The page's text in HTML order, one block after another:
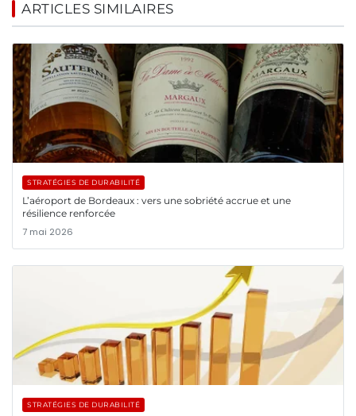
ARTICLES SIMILAIRES
STRATÉGIES DE DURABILITÉ
L’aéroport de Bordeaux : vers une sobriété accrue et une
résilience renforcée
7 mai 2026
STRATÉGIES DE DURABILITÉ